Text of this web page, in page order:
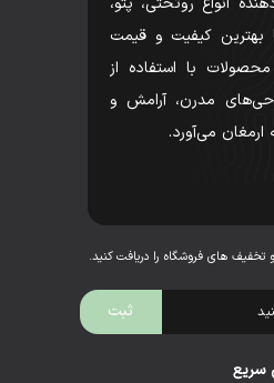
بهترین کیفیت و قیمت
با استفاده از
مدرن، آرامش و
ارمغان می‌آورد.
تخفیف های فروشگاه را دریافت کنید.
سریع